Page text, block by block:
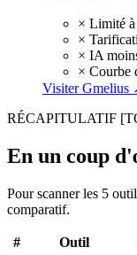
× Limité
×
× IA
× Courbe
Visiter Gmelius
RÉCAPITULATIF
En un coup
Pour scanner les 5
comparatif.
# Outil